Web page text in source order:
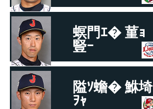
蠎�ｳｶ譚ｱ豢九き繝ｼ繝�
螟門ｴ� 菫ｮ
豎ｰ
蝓ｼ邇芽･ｿ豁ｦ繝ｩ繧､繧ｪ繝ｳ繧ｺ
隘ｿ蟾� 鮴埼
ｦｬ